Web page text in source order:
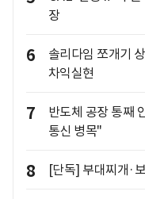
장
6
솔리다임 쪼개기
차익실현
7
반도체 공장 통째
통신 병목"
8 [단독] 부대찌개·